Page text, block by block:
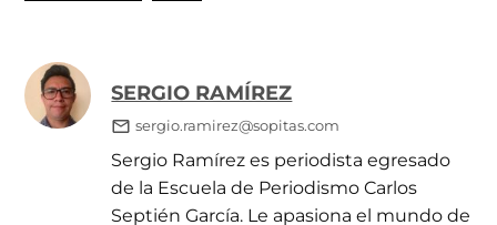
SERGIO RAMÍREZ
sergio.ramirez@sopitas.com
Sergio Ramírez es periodista egresado
de la Escuela de Periodismo Carlos
Septién García. Le apasiona el mundo de